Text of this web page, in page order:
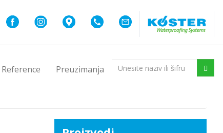
Reference Preuzimanja